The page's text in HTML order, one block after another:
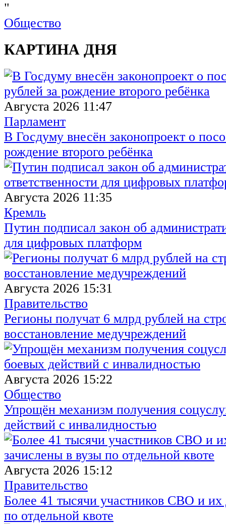
"
Общество
КАРТИНА ДНЯ
Августа 2026 11:47
Парламент
В Госдуму внесён законопроект о
рождение второго ребёнка
Августа 2026 11:35
Кремль
Путин подписал закон об
для цифровых платформ
Августа 2026 15:31
Правительство
Регионы получат 6 млрд рублей на
восстановление медучреждений
Августа 2026 15:22
Общество
Упрощён механизм получения
действий с инвалидностью
Августа 2026 15:12
Правительство
Более 41 тысячи участников СВО и их
по отдельной квоте